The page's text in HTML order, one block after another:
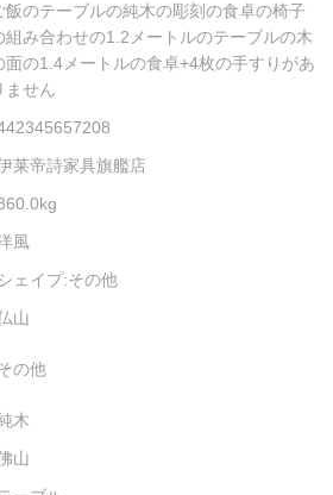
飯のテーブルの純木の彫刻の食卓の椅子
組み合わせの1.2メートルのテーブルの木
面の1.4メートルの食卓+4枚の手すりがあ
ません
莱帝詩家具旗艦店
風
シェイプ:その他
山
の他
木
山